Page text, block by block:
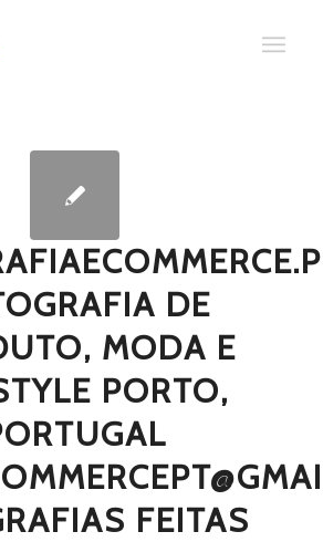
DE
MODA E
PORTO,
FEITAS 